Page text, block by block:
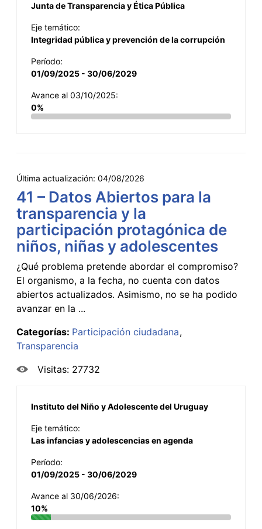
Junta de Transparencia y Ética Pública
Eje temático:
Integridad pública y prevención de la corrupción
Período:
01/09/2025 - 30/06/2029
Avance al 03/10/2025:
0%
Última actualización: 04/08/2026
41 – Datos Abiertos para la
transparencia y la
participación protagónica de
niños, niñas y adolescentes
¿Qué problema pretende abordar el compromiso?
El organismo, a la fecha, no cuenta con datos
abiertos actualizados. Asimismo, no se ha podido
avanzar en la ...
Categorías: Participación ciudadana
Transparencia
Visitas: 27732
Instituto del Niño y Adolescente del Uruguay
Eje temático:
Las infancias y adolescencias en agenda
Período:
01/09/2025 - 30/06/2029
Avance al 30/06/2026:
10%